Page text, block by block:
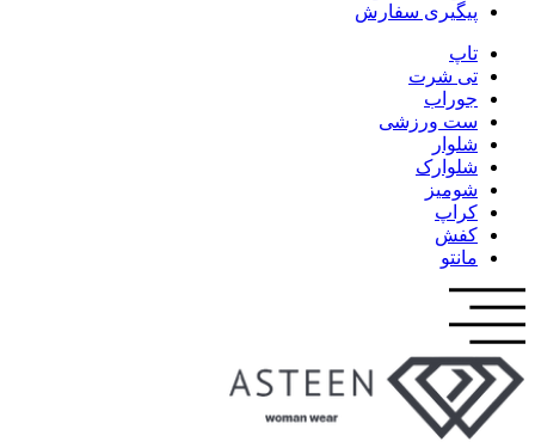
پیگیری سفارش
تاپ
تی شرت
جوراب
ست ورزشی
شلوار
شلوارک
شومیز
کراپ
کفش
مانتو